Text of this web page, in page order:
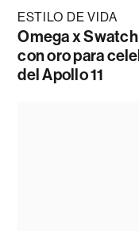
ESTILO DE VIDA
Omega x
con oro para
del Apollo 11